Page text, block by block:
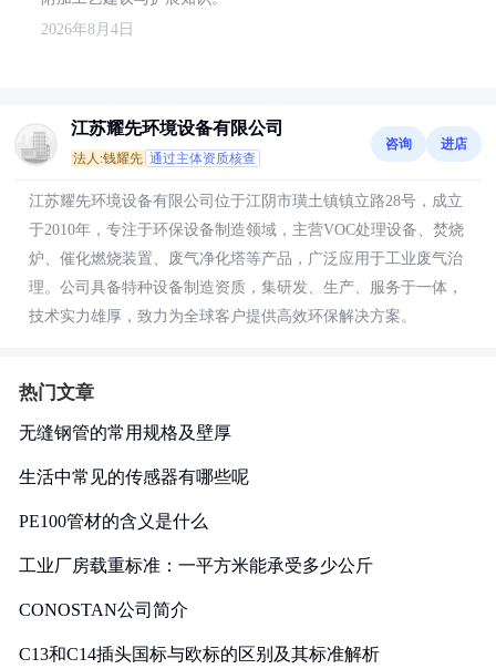
2026年8月4日
江苏耀先环境设备有限公司
法人:钱耀先 通过主体资质核查
咨询 进店
江苏耀先环境设备有限公司位于江阴市璜土镇镇立路28号，成立
于2010年，专注于环保设备制造领域，主营VOC处理设备、焚烧
炉、催化燃烧装置、废气净化塔等产品，广泛应用于工业废气治
理。公司具备特种设备制造资质，集研发、生产、服务于一体，
技术实力雄厚，致力为全球客户提供高效环保解决方案。
热门文章
无缝钢管的常用规格及壁厚
生活中常见的传感器有哪些呢
PE100管材的含义是什么
工业厂房载重标准：一平方米能承受多少公斤
CONOSTAN公司简介
C13和C14插头国标与欧标的区别及其标准解析